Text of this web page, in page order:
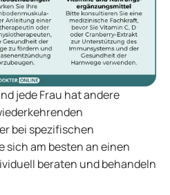
jede Frau hat andere
bei spezifischen
sich am besten an einen
beraten und behandeln